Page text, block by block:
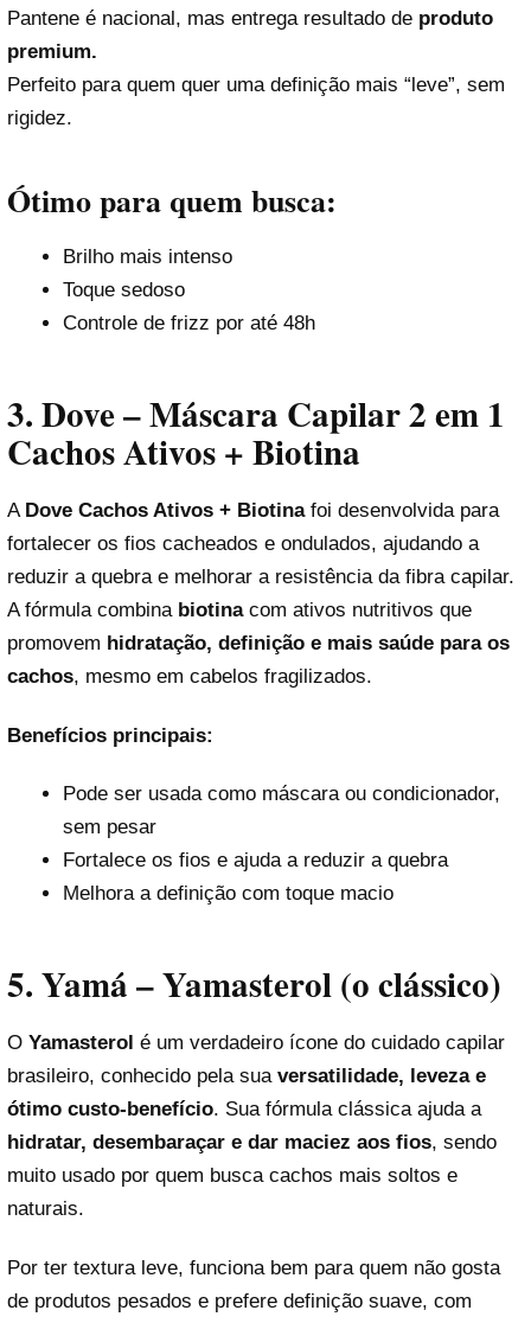
Pantene é nacional, mas entrega resultado de produto
premium.
Perfeito para quem quer uma definição mais “leve”, sem
rigidez.
Ótimo para quem busca:
Brilho mais intenso
Toque sedoso
Controle de frizz por até 48h
3. Dove – Máscara Capilar 2 em 1
Cachos Ativos + Biotina
A Dove Cachos Ativos + Biotinafoi desenvolvida para
fortalecer os fios cacheados e ondulados, ajudando a
reduzir a quebra e melhorar a resistência da fibra capilar.
A fórmula combina biotinacom ativos nutritivos que
promovem hidratação, definição e mais saúde para os
cachos, mesmo em cabelos fragilizados.
Benefícios principais:
Pode ser usada como máscara ou condicionador,
sem pesar
Fortalece os fios e ajuda a reduzir a quebra
Melhora a definição com toque macio
5. Yamá – Yamasterol (o clássico)
O Yamasterol é um verdadeiro ícone do cuidado capilar
brasileiro, conhecido pela sua versatilidade, leveza e
ótimo custo-benefício. Sua fórmula clássica ajuda a
hidratar, desembaraçar e dar maciez aos fios, sendo
muito usado por quem busca cachos mais soltos e
naturais.
Por ter textura leve, funciona bem para quem não gosta
de produtos pesados e prefere definição suave, com